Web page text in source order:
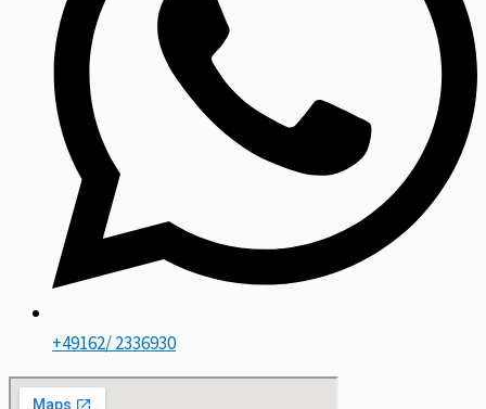
+49162/ 2336930